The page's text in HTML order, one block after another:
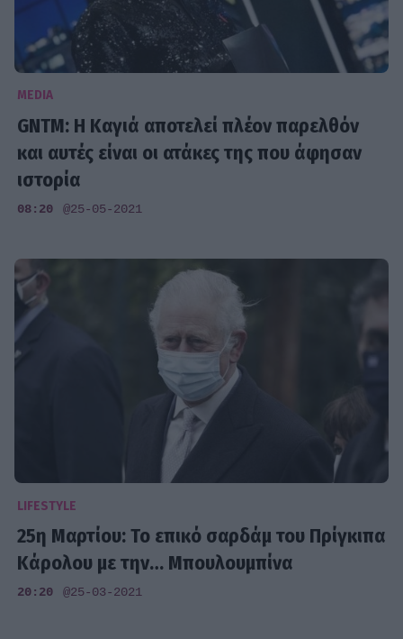
MEDIA
GNTM: Η Καγιά αποτελεί πλέον παρελθόν
και αυτές είναι οι ατάκες της που άφησαν
ιστορία
08:20 @25-05-2021
LIFESTYLE
25η Μαρτίου: Το επικό σαρδάμ του Πρίγκιπα
Κάρολου με την… Μπουλουμπίνα
20:20 @25-03-2021